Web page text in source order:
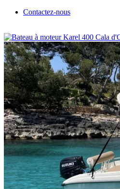
Contactez-nous